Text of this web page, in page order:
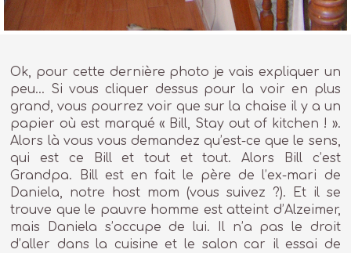
Ok, pour cette dernière photo je vais expliquer un
peu… Si vous cliquer dessus pour la voir en plus
grand, vous pourrez voir que sur la chaise il y a un
papier où est marqué « Bill, Stay out of kitchen ! ».
Alors là vous vous demandez qu’est-ce que le sens,
qui est ce Bill et tout et tout. Alors Bill c’est
Grandpa. Bill est en fait le père de l’ex-mari de
Daniela, notre host mom (vous suivez ?). Et il se
trouve que le pauvre homme est atteint d’Alzeimer,
mais Daniela s’occupe de lui. Il n’a pas le droit
d’aller dans la cuisine et le salon car il essai de